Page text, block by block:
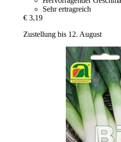
Sehr ertragreich
€ 3,19
Zustellung bis 12. August